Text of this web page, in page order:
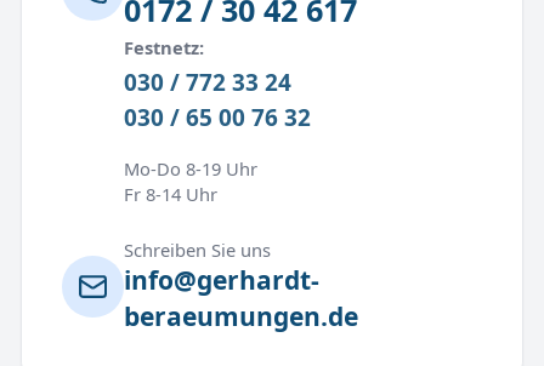
0172 / 30 42 617
Festnetz:
030 / 772 33 24
030 / 65 00 76 32
Mo-Do 8-19 Uhr
Fr 8-14 Uhr
Schreiben Sie uns
info@gerhardt-
beraeumungen.de